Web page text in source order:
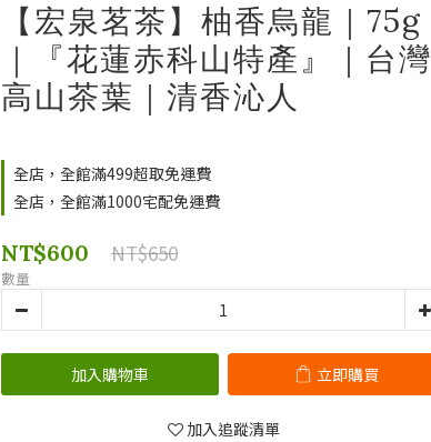
【宏泉茗茶】柚香烏龍｜75g
｜『花蓮赤科山特產』｜台灣
高山茶葉｜清香沁人
全店，全館滿499超取免運費
全店，全館滿1000宅配免運費
NT$600 NT$650
數量
加入購物車 立即購買
加入追蹤清單